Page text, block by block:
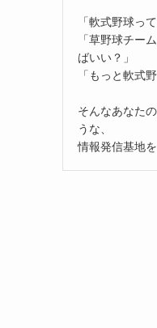
「軟式野球っ
「草野球チー
ばいい？」
「もっと軟式
そんなあなた
うな、
情報発信基地